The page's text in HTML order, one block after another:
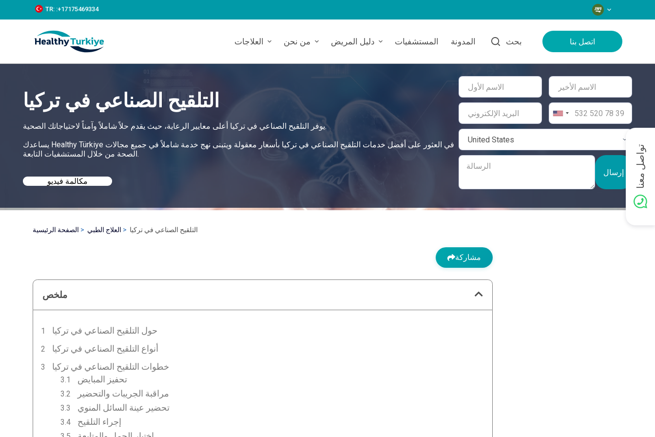
k
c
TR: :+‪17175469334‬ اللغات
العلاجات من نحن دليل المريض المستشفيات المدونة بحث اتصل بنا
التلقيح الصناعي في تركيا
يوفر التلقيح الصناعي في تركيا أعلى معايير الرعاية، حيث يقدم حلاً شاملاً وآمناً لاحتياجاتك الصحية.
يساعدك Healthy Türkiye في العثور على أفضل خدمات التلقيح الصناعي في تركيا بأسعار معقولة ويتبنى نهج خدمة شاملاً في جميع مجالات
الصحة من خلال المستشفيات التابعة.
مكالمة فيديو
إرسال
الصفحة الرئيسية العلاج الطبي التلقيح الصناعي في تركيا
مشاركة
ملخص
حول التلقيح الصناعي في تركيا
أنواع التلقيح الصناعي في تركيا
خطوات التلقيح الصناعي في تركيا
تحفيز المبايض
مراقبة الجريبات والتحضير
تحضير عينة السائل المنوي
إجراء التلقيح
تواصل معنا